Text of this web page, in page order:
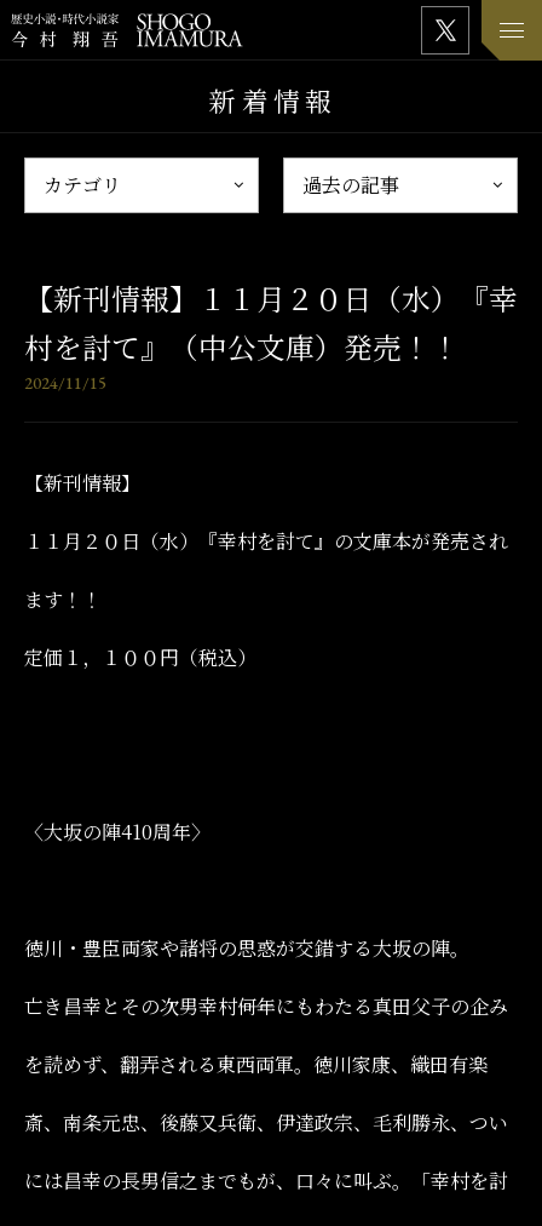
新着情報
【新刊情報】１１月２０日（水）『幸
村を討て』（中公文庫）発売！！
2024/11/15
【新刊情報】
１１月２０日（水）『幸村を討て』の文庫本が発売され
ます！！
定価１，１００円（税込）
〈大坂の陣410周年〉
徳川・豊臣両家や諸将の思惑が交錯する大坂の陣。
亡き昌幸とその次男幸村――何年にもわたる真田父子の企み
を読めず、翻弄される東西両軍。徳川家康、織田有楽
斎、南条元忠、後藤又兵衛、伊達政宗、毛利勝永、つい
には昌幸の長男信之までもが、口々に叫ぶ。「幸村を討